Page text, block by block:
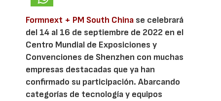
Formnext + PM South China se celebrará
del 14 al 16 de septiembre de 2022 en el
Centro Mundial de Exposiciones y
Convenciones de Shenzhen con muchas
empresas destacadas que ya han
confirmado su participación. Abarcando
categorías de tecnología y equipos